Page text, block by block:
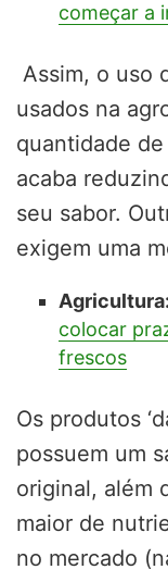
começar a
Assim, o uso
usados na
quantidade
acaba
seu sabor.
exigem uma
Agricultura:
colocar
frescos
Os produtos
possuem um
original, além
maior de
no mercado